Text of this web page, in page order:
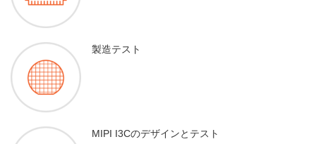
製造テスト
MIPI I3Cのデザインとテスト